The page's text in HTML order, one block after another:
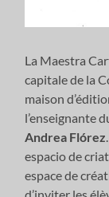
La Maestra
capitale de la
maison
l’enseignante
Andrea Flórez
espacio de
espace de